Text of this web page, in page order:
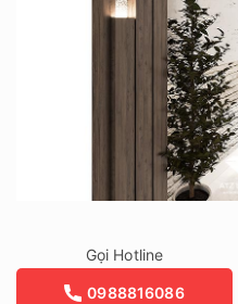
Gọi Hotline
0988816086